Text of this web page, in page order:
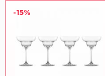
-15%